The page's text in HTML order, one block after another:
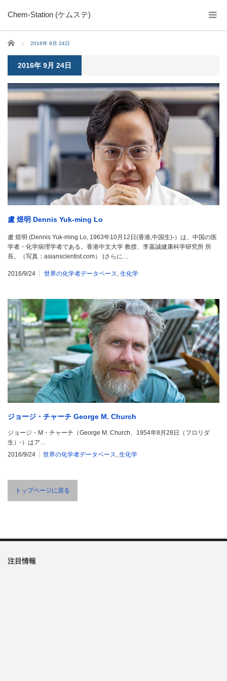
Chem-Station (ケムステ)
ホーム 2016年 9月 24日
2016年 9月 24日
盧 煜明 Dennis Yuk-ming Lo
盧 煜明 (Dennis Yuk-ming Lo, 1963年10月12日(香港,中国生)-）は、中国の医
学者・化学病理学者である。香港中文大学 教授、李嘉誠健康科学研究所 所
長。（写真：asianscientist.com） (さらに…
2016/9/24 世界の化学者データベース 生化学
ジョージ・チャーチ George M. Church
ジョージ・M・チャーチ（George M. Church、1954年8月28日（フロリダ
生）-）はア…
2016/9/24
世界の化学者データベース, 生化学
トップページに戻る
注目情報